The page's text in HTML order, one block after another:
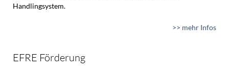
Handlingsystem.
>> mehr Infos
EFRE Förderung